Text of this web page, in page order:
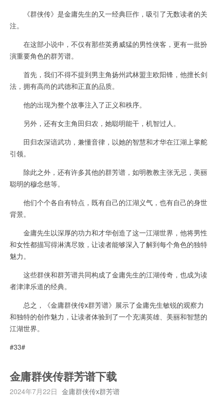
《群侠传》是金庸先生的又一经典巨作，吸引了无数读者的关
注。
在这部小说中，不仅有那些英勇威猛的男性侠客，更有一批扮
演重要角色的群芳谱。
首先，我们不得不提到男主角扬州武林盟主欧阳锋，他擅长剑
法，拥有高尚的武德和正直的品质。
他的出现为整个故事注入了正义和秩序。
另外，还有女主角田归农，她聪明能干，机智过人。
田归农深谙武功，兼懂音律，以她的智慧和才华在江湖上掌舵
引领。
除此之外，还有许多其他的群芳谱，如明教教主张无忌，美丽
聪明的穆念慈等。
他们个个各自有特点，既有自己的江湖义气，也有自己的身世
背景。
金庸先生以深厚的功力和才华创造了这一江湖世界，他将男性
和女性都描写得淋漓尽致，让读者能够深入了解到每个角色的独特
魅力。
这些群侠和群芳谱共同构成了金庸先生的江湖传奇，也成为读
者津津乐道的经典。
总之，《金庸群侠传x群芳谱》展示了金庸先生敏锐的观察力
和独特的创作魅力，让读者体验到了一个充满英雄、美丽和智慧的
江湖世界。
#33#
金庸群侠传群芳谱下载
2024年7月22日 金庸群侠传x群芳谱